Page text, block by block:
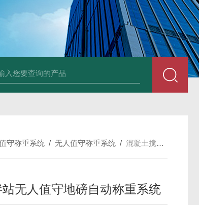
电子地磅 3吨可冲洗电子平台秤 带检重报警输送线75kg
守称重系统 /无人值守称重系统 /混凝土搅拌站无人值守地磅自动称重系统
无人值守地磅自动称重系统